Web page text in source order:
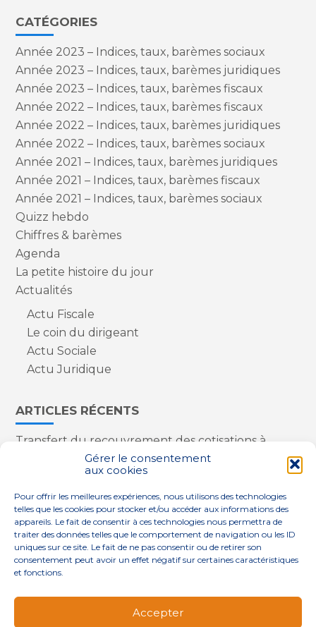
Gérer le consentement
aux cookies
Pour offrir les meilleures expériences, nous utilisons des technologies
telles que les cookies pour stocker et/ou accéder aux informations des
appareils. Le fait de consentir à ces technologies nous permettra de
traiter des données telles que le comportement de navigation ou les ID
uniques sur ce site. Le fait de ne pas consentir ou de retirer son
consentement peut avoir un effet négatif sur certaines caractéristiques
et fonctions.
Accepter
CATÉGORIES
Année 2023 – Indices, taux, barèmes sociaux
Année 2023 – Indices, taux, barèmes juridiques
Année 2023 – Indices, taux, barèmes fiscaux
Année 2022 – Indices, taux, barèmes fiscaux
Année 2022 – Indices, taux, barèmes juridiques
Année 2022 – Indices, taux, barèmes sociaux
Année 2021 – Indices, taux, barèmes juridiques
Année 2021 – Indices, taux, barèmes fiscaux
Année 2021 – Indices, taux, barèmes sociaux
Quizz hebdo
Chiffres & barèmes
Agenda
La petite histoire du jour
Actualités
Actu Fiscale
Le coin du dirigeant
Actu Sociale
Actu Juridique
ARTICLES RÉCENTS
Transfert du recouvrement des cotisations à
l’Urssaf : des nouveautés
Appareils reconditionnés : annulation de la
Contrôle de la qualité de l’air dans les ERP
Industriels : le point sur les dernières évolutions
réglementaires
Footer QUI SOMMES-NOUS ?